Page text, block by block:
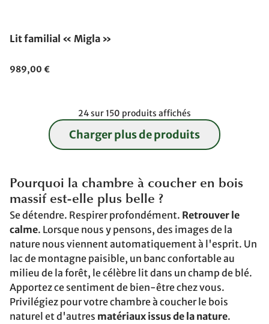
Lit familial « Migla »
989,00 €
24 sur 150 produits affichés
Charger plus de produits
Pourquoi la chambre à coucher en bois
massif est-elle plus belle ?
Se détendre. Respirer profondément. Retrouver le
calme. Lorsque nous y pensons, des images de la
nature nous viennent automatiquement à l'esprit. Un
lac de montagne paisible, un banc confortable au
milieu de la forêt, le célèbre lit dans un champ de blé.
Apportez ce sentiment de bien-être chez vous.
Privilégiez pour votre chambre à coucher le bois
naturel et d'autres matériaux issus de la nature.